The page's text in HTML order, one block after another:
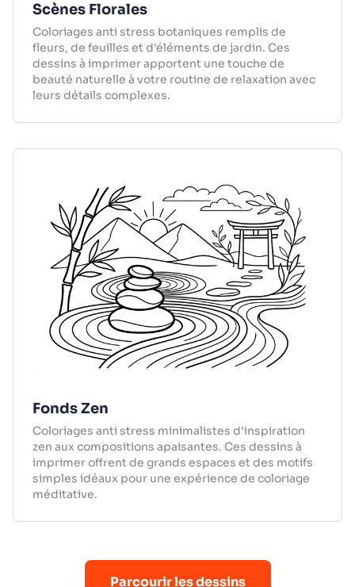
Scènes Florales
Coloriages anti stress botaniques remplis de
fleurs, de feuilles et d'éléments de jardin. Ces
dessins à imprimer apportent une touche de
beauté naturelle à votre routine de relaxation avec
leurs détails complexes.
Fonds Zen
Coloriages anti stress minimalistes d'inspiration
zen aux compositions apaisantes. Ces dessins à
imprimer offrent de grands espaces et des motifs
simples idéaux pour une expérience de coloriage
méditative.
Parcourir les dessins